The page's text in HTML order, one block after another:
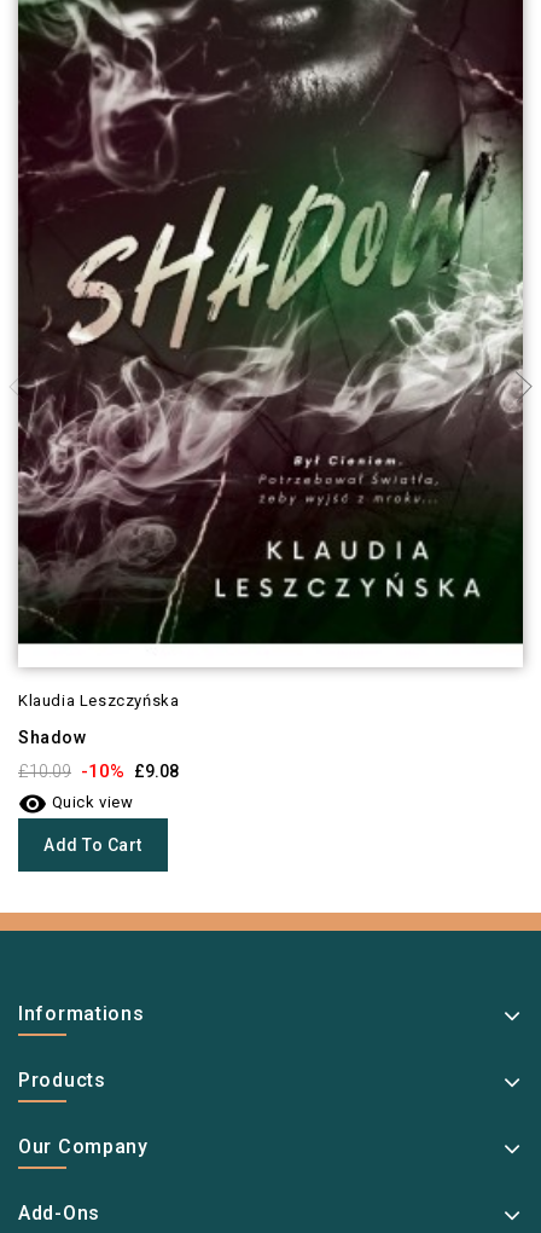
Klaudia Leszczyńska
Shadow
£10.09 -10% £9.08
 Quick view
Add To Cart
Informations
Products
Our Company
Add-Ons